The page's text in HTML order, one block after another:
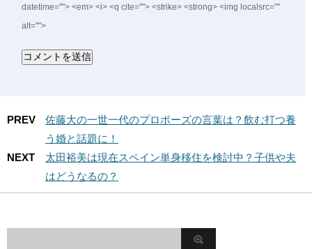
datetime=""> <em> <i> <q cite=""> <strike> <strong> <img localsrc=""
alt="">
PREV
佐藤大の一世一代のプロポーズの言葉は？飲む打つ養
う婚と話題に！
NEXT
太田裕美は現在スペイン単身移住を検討中？子供や夫
はどうなるの？